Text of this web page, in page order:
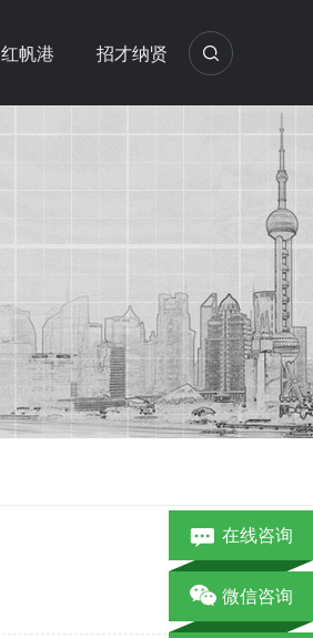
红帆港 招才纳贤
在线咨询
微信咨询